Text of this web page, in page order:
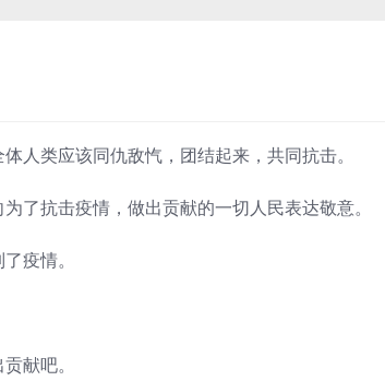
人类应该同仇敌忾，团结起来，共同抗击。
了抗击疫情，做出贡献的一切人民表达敬意。
疫情。
献吧。